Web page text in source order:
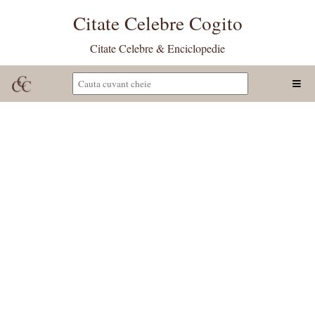
Citate Celebre Cogito
Citate Celebre & Enciclopedie